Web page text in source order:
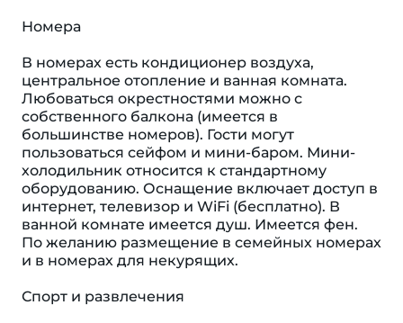
Номера
В номерах есть кондиционер воздуха,
центральное отопление и ванная комната.
Любоваться окрестностями можно с
собственного балкона (имеется в
большинстве номеров). Гости могут
пользоваться сейфом и мини-баром. Мини-
холодильник относится к стандартному
оборудованию. Оснащение включает доступ в
интернет, телевизор и WiFi (бесплатно). В
ванной комнате имеется душ. Имеется фен.
По желанию размещение в семейных номерах
и в номерах для некурящих.
Спорт и развлечения